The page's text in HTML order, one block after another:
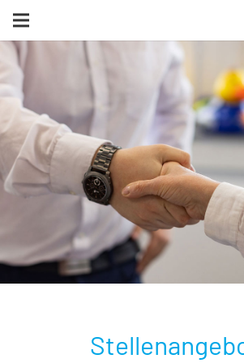
zurück zur Homepage